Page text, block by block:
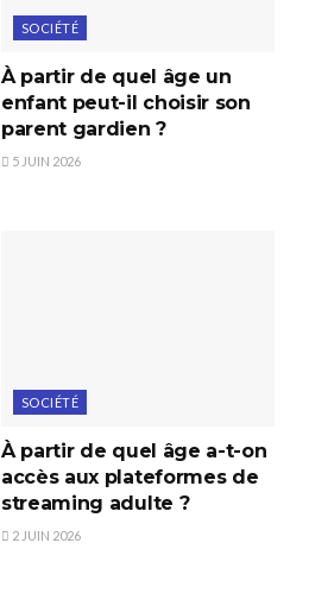
SOCIÉTÉ
À partir de quel âge un
enfant peut-il choisir son
parent gardien ?
5 JUIN 2026
SOCIÉTÉ
À partir de quel âge a-t-on
accès aux plateformes de
streaming adulte ?
2 JUIN 2026